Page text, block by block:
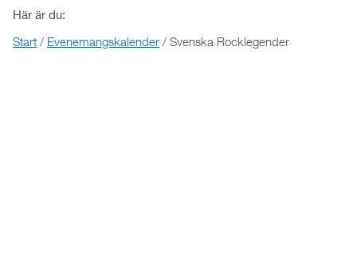
Här är du:
Start / Evenemangskalender / Svenska Rocklegender